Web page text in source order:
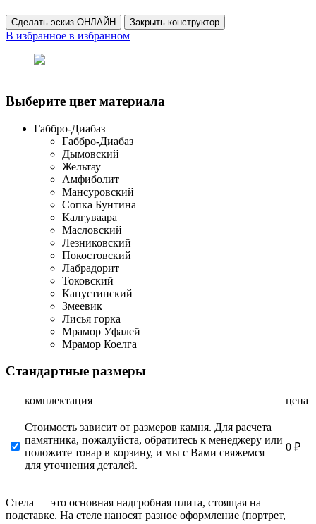
Сделать эскиз ОНЛАЙН Закрыть конструктор
В избранное в избранном
Выберите цвет материала
Габбро-Диабаз
Габбро-Диабаз
Дымовский
Жельтау
Амфиболит
Мансуровский
Сопка Бунтина
Калгуваара
Масловский
Лезниковский
Покостовский
Лабрадорит
Токовский
Капустинский
Змеевик
Лисья горка
Мрамор Уфалей
Мрамор Коелга
Стандартные размеры
комплектация цена
Стоимость зависит от размеров камня. Для расчета
памятника, пожалуйста, обратитесь к менеджеру или
положите товар в корзину, и мы с Вами свяжемся
для уточнения деталей.
0 ₽
Стела — это основная надгробная плита, стоящая на
подставке. На стеле наносят разное оформление (портрет,